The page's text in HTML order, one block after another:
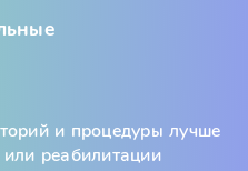
и процедуры лучше
реабилитации